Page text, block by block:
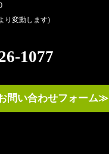
り変動します)
1077
問い合わせフォーム≫